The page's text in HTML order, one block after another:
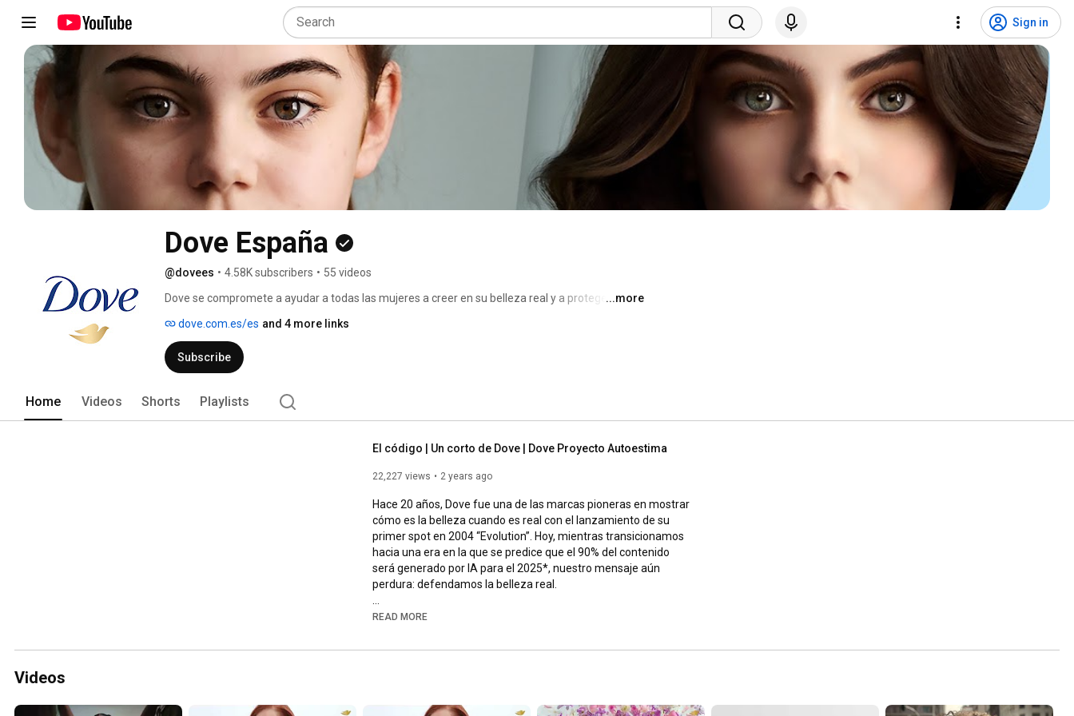
Sign in
Dove España
@dovees • 4.58K subscribers • 55 videos
Dove se compromete a ayudar a todas las mujeres a creer en su belleza real y a proteger su
estándares de belleza y contribuyendo a que todas las mujeres sientan la belleza y la imagen
de sus cuerpos de una manera positiva.
...more
dove.com.es/es and 4 more links
Subscribe
Home Videos Shorts Playlists
El código | Un corto de Dove | Dove Proyecto Autoestima
22,227 views 2 years ago
Hace 20 años, Dove fue una de las marcas pioneras en mostrar
cómo es la belleza cuando es real con el lanzamiento de su
primer spot en 2004 “Evolution”. Hoy, mientras transicionamos
hacia una era en la que se predice que el 90% del contenido
será generado por IA para el 2025*, nuestro mensaje aún
perdura: defendamos la belleza real.
1 de cada 3 siente presión para alterar su apariencia debido a lo
es falso o generado por IA. El auge de la IA plantea una de las
READ MORE
Videos